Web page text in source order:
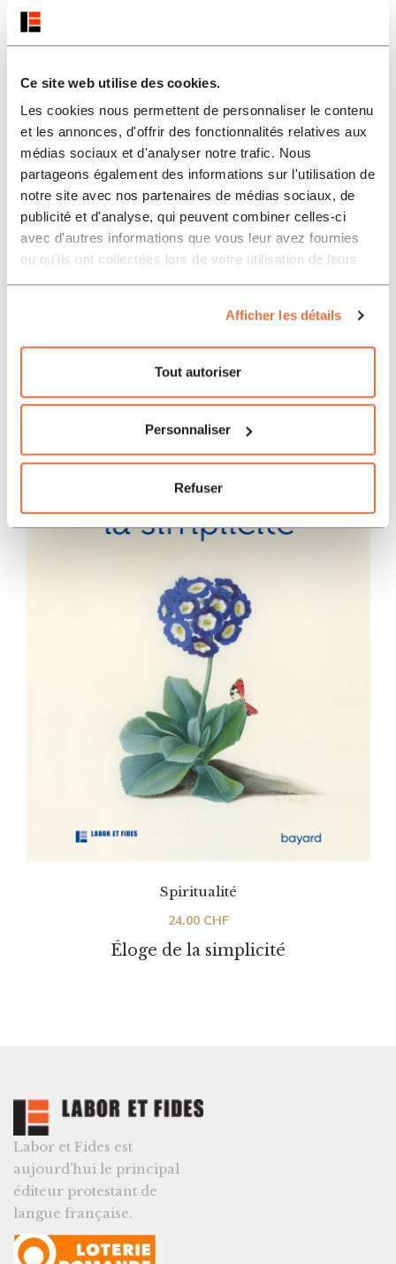
Ce site web utilise des cookies.
Les cookies nous permettent de personnaliser le contenu
et les annonces, d'offrir des fonctionnalités relatives aux
médias sociaux et d'analyser notre trafic. Nous
partageons également des informations sur l'utilisation de
notre site avec nos partenaires de médias sociaux, de
publicité et d'analyse, qui peuvent combiner celles-ci
avec d'autres informations que vous leur avez fournies
ou qu'ils ont collectées lors de votre utilisation de leurs
Afficher les détails
Tout autoriser
Personnaliser
Refuser
Histoire
CHF
Éloge de la simplicité
Spiritualité
24.00 CHF
Labor et Fides est
aujourd’hui le principal
éditeur protestant de
langue française.